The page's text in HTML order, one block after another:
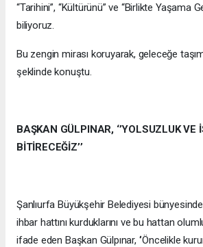
“Tarihini”, “Kültürünü” ve “Birlikte Yaşama
biliyoruz.
Bu zengin mirası koruyarak, geleceğe
şeklinde konuştu.
BAŞKAN GÜLPINAR, ‘’YOLSUZLUK VE
BİTİRECEĞİZ’’
Şanlıurfa Büyükşehir Belediyesi
ihbar hattını kurduklarını ve bu hattan
ifade eden Başkan Gülpınar, ‘’Öncelikle